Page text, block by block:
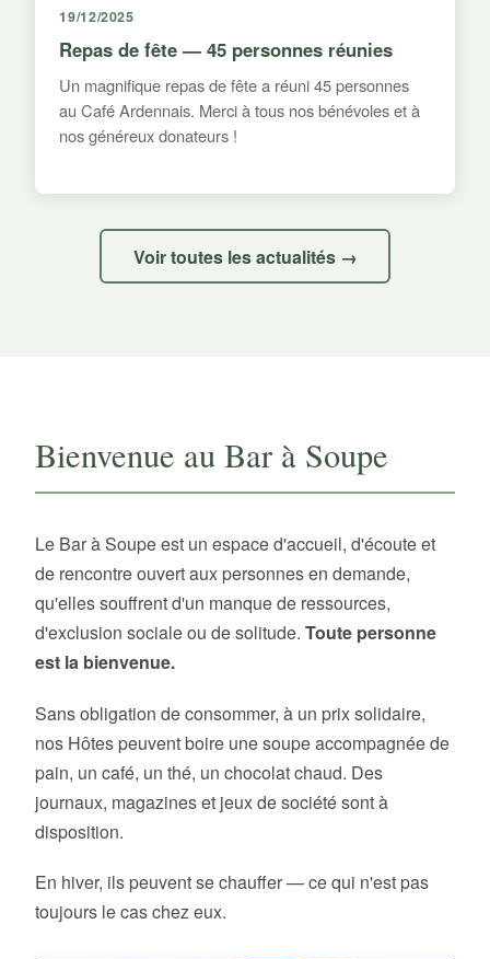
19/12/2025
Repas de fête — 45 personnes réunies
Un magnifique repas de fête a réuni 45 personnes
au Café Ardennais. Merci à tous nos bénévoles et à
nos généreux donateurs !
Voir toutes les actualités →
Bienvenue au Bar à Soupe
Le Bar à Soupe est un espace d'accueil, d'écoute et
de rencontre ouvert aux personnes en demande,
qu'elles souffrent d'un manque de ressources,
d'exclusion sociale ou de solitude. Toute personne
est la bienvenue.
Sans obligation de consommer, à un prix solidaire,
nos Hôtes peuvent boire une soupe accompagnée de
pain, un café, un thé, un chocolat chaud. Des
journaux, magazines et jeux de société sont à
disposition.
En hiver, ils peuvent se chauffer — ce qui n'est pas
toujours le cas chez eux.